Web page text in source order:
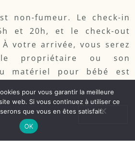
non-fumeur. Le check-in
et 20h, et le check-out
votre arrivée, vous serez
propriétaire ou son
matériel pour bébé est
est inclus dans le prix,
à votre arrivée pour un
pour vous garantir la meilleure
web. Si vous continuez à utiliser ce
que vous en êtes satisfait.
OK